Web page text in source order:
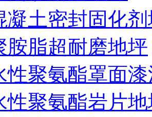
凝土密封固化
胺脂超耐磨地坪
性聚氨酯罩面
性聚氨酯岩片